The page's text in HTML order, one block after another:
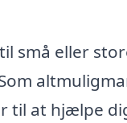
små eller
til at hjælpe